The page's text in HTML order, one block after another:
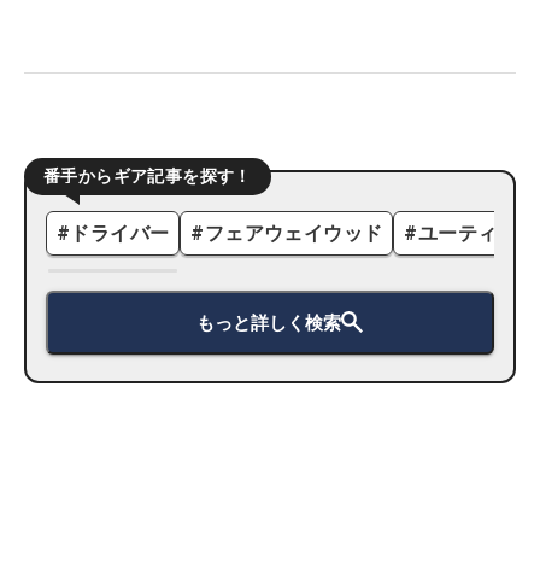
番手からギア記事を探す！
# ドライバー #フェアウェイウッド #ユーティリ
もっと詳しく検索